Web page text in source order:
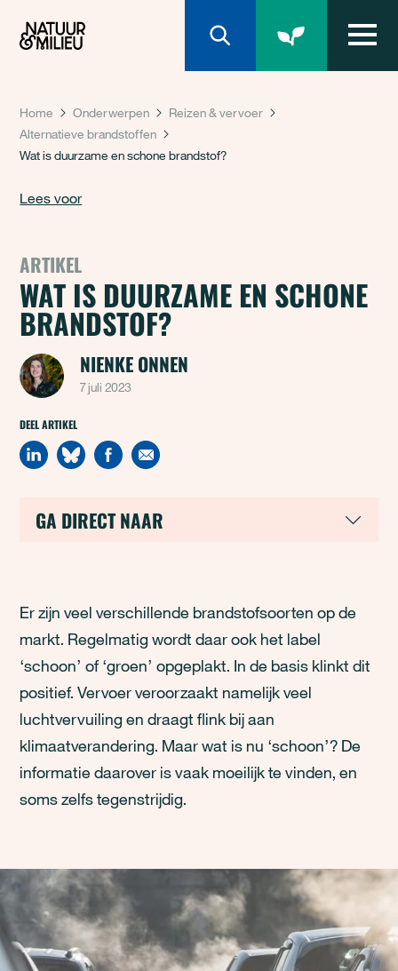
Home Onderwerpen
Reizen & vervoer
Alternatieve brandstoffen
Wat is duurzame en schone brandstof?
Lees voor
ARTIKEL
WAT IS DUURZAME EN SCHONE
BRANDSTOF?
NIENKE ONNEN
7 juli 2023
DEEL ARTIKEL
GA DIRECT NAAR
Er zijn veel verschillende brandstofsoorten op de
markt. Regelmatig wordt daar ook het label
‘schoon’ of ‘groen’ opgeplakt. In de basis klinkt dit
positief. Vervoer veroorzaakt namelijk veel
luchtvervuiling en draagt flink bij aan
klimaatverandering. Maar wat is nu ‘schoon’? De
informatie daarover is vaak moeilijk te vinden, en
soms zelfs tegenstrijdig.